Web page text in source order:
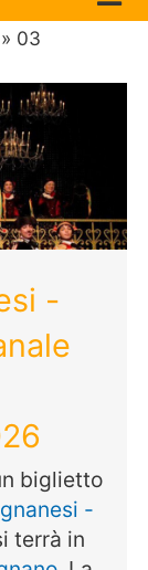
» 03
-
biglietto
-
terrà in